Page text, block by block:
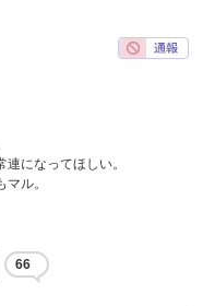
になってほしい。
ル。
66